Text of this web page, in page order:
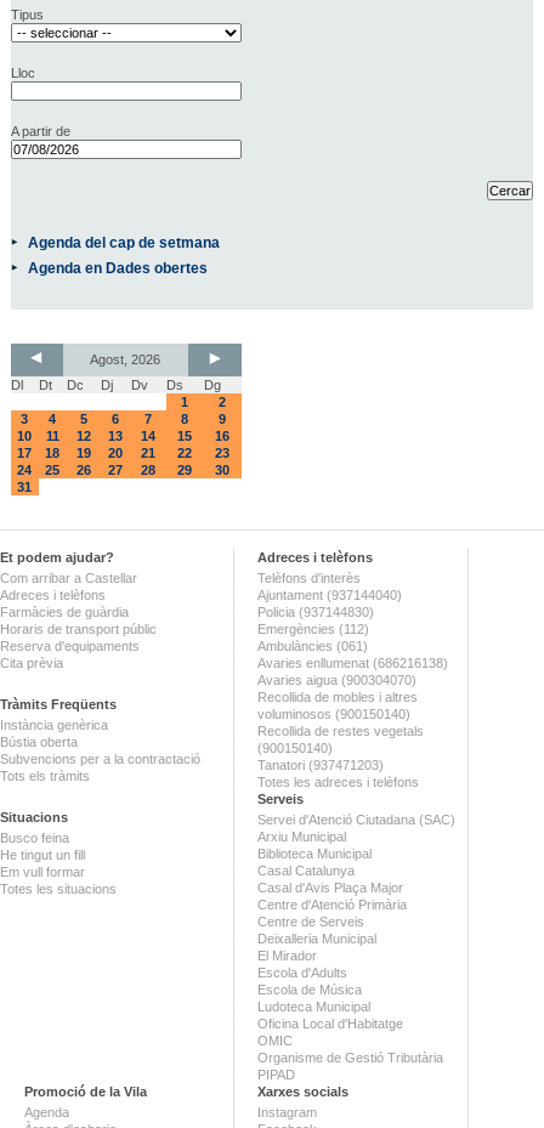
Tipus
Lloc
A partir de
Agenda del cap de setmana
Agenda en Dades obertes
Agost, 2026
Dl
Dt Dc Dj Dv Ds
Dg
1
2
3
4 5 6 7 8
9
10
11 12 13 14 15
16
17
18 19 20 21 22
23
24
25 26 27 28 29
30
31
Et podem ajudar?
Com arribar a Castellar
Adreces i telèfons
Farmàcies de guàrdia
Horaris de transport públic
Reserva d'equipaments
Cita prèvia
Tràmits Freqüents
Instància genèrica
Bústia oberta
Subvencions per a la contractació
Tots els tràmits
Situacions
Busco feina
He tingut un fill
Em vull formar
Totes les situacions
Adreces i telèfons
Telèfons d'interès
Ajuntament (937144040)
Policia (937144830)
Emergències (112)
Ambulàncies (061)
Avaries enllumenat (686216138)
Avaries aigua (900304070)
Recollida de mobles i altres
voluminosos (900150140)
Recollida de restes vegetals
(900150140)
Tanatori (937471203)
Totes les adreces i telèfons
Serveis
Servei d'Atenció Ciutadana (SAC)
Arxiu Municipal
Biblioteca Municipal
Casal Catalunya
Casal d'Avis Plaça Major
Centre d'Atenció Primària
Centre de Serveis
Deixalleria Municipal
El Mirador
Escola d'Adults
Escola de Música
Ludoteca Municipal
Oficina Local d'Habitatge
OMIC
Organisme de Gestió Tributària
PIPAD
Promoció de la Vila
Agenda
Xarxes socials
Instagram